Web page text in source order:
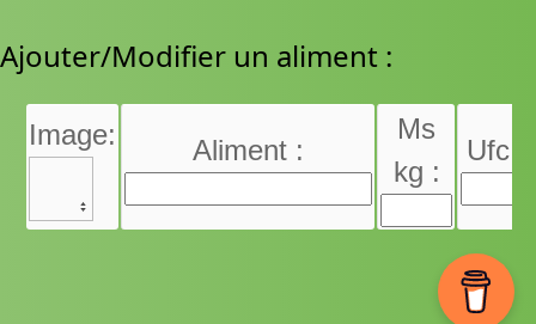
Ajouter/Modifier un aliment :
Image: Aliment :
Ms
kg :
Ufc :